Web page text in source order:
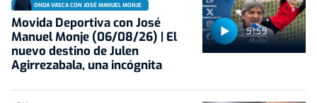
51:59
ONDA VASCA CON JOSÉ MANUEL MONJE
Movida Deportiva con José
Manuel Monje (06/08/26) | El
nuevo destino de Julen
Agirrezabala, una incógnita